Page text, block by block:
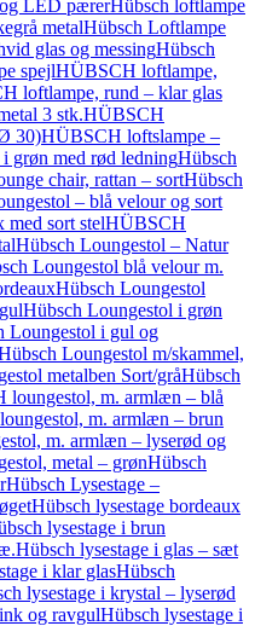
LED pærerHübsch loftlampe
metalHübsch Loftlampe
glas og messingHübsch
spejlHÜBSCH loftlampe,
loftlampe, rund – klar glas
3 stk.HÜBSCH
30)HÜBSCH loftslampe –
grøn med rød ledningHübsch
chair, rattan – sortHübsch
– blå velour og sort
med sort stelHÜBSCH
Hübsch Loungestol – Natur
Loungestol blå velour m.
Hübsch Loungestol
Hübsch Loungestol i grøn
Loungestol i gul og
Loungestol m/skammel,
metalben Sort/gråHübsch
loungestol, m. armlæn – blå
m. armlæn – brun
m. armlæn – lyserød og
metal – grønHübsch
Hübsch Lysestage –
Hübsch lysestage bordeaux
lysestage i brun
Hübsch lysestage i glas – sæt
i klar glasHübsch
lysestage i krystal – lyserød
og ravgulHübsch lysestage i